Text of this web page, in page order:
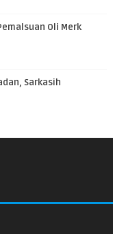
Oli Merk
Sarkasih